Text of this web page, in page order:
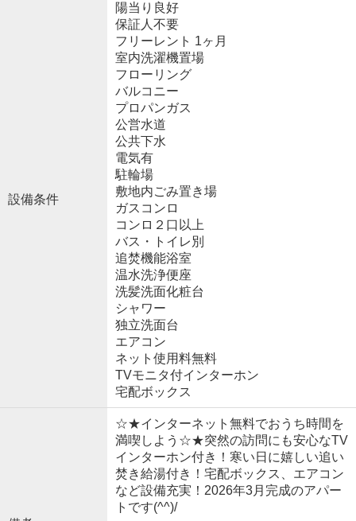
設備条件
陽当り良好
保証人不要
フリーレント 1ヶ月
室内洗濯機置場
フローリング
バルコニー
プロパンガス
公営水道
公共下水
電気有
駐輪場
敷地内ごみ置き場
ガスコンロ
コンロ２口以上
バス・トイレ別
追焚機能浴室
温水洗浄便座
洗髪洗面化粧台
シャワー
独立洗面台
エアコン
ネット使用料無料
TVモニタ付インターホン
宅配ボックス
☆★インターネット無料でおうち時間を
満喫しよう☆★突然の訪問にも安心なTV
インターホン付き！寒い日に嬉しい追い
焚き給湯付き！宅配ボックス、エアコン
など設備充実！2026年3月完成のアパー
トです(^^)/